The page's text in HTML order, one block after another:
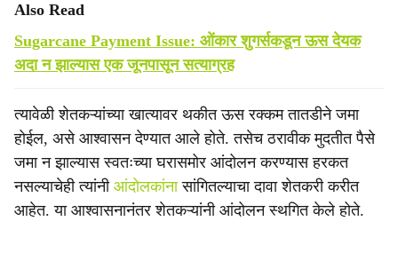
Also Read
Sugarcane Payment Issue: ओंकार शुगर्सकडून ऊस देयक
अदा न झाल्यास एक जूनपासून सत्याग्रह
त्यावेळी शेतकऱ्यांच्या खात्यावर थकीत ऊस रक्कम तातडीने जमा
होईल, असे आश्वासन देण्यात आले होते. तसेच ठरावीक मुदतीत पैसे
जमा न झाल्यास स्वतःच्या घरासमोर आंदोलन करण्यास हरकत
नसल्याचेही त्यांनी आंदोलकांनासांगितल्याचा दावा शेतकरी करीत
आहेत. या आश्वासनानंतर शेतकऱ्यांनी आंदोलन स्थगित केले होते.